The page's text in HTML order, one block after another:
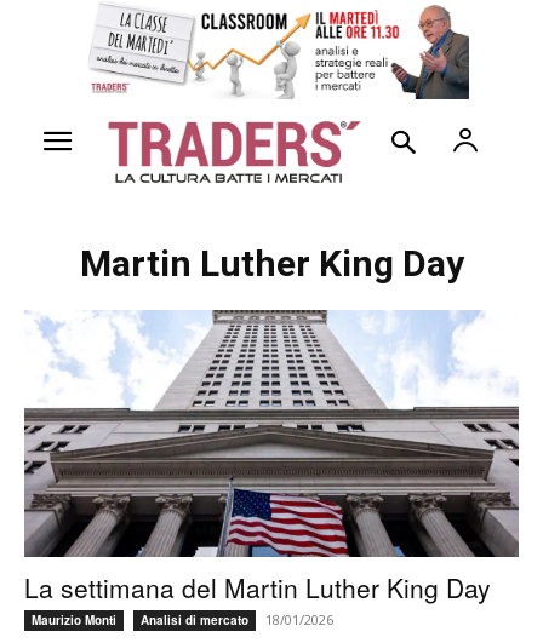
Martin Luther King Day
La settimana del Martin Luther King Day
Maurizio Monti Analisi di mercato 18/01/2026